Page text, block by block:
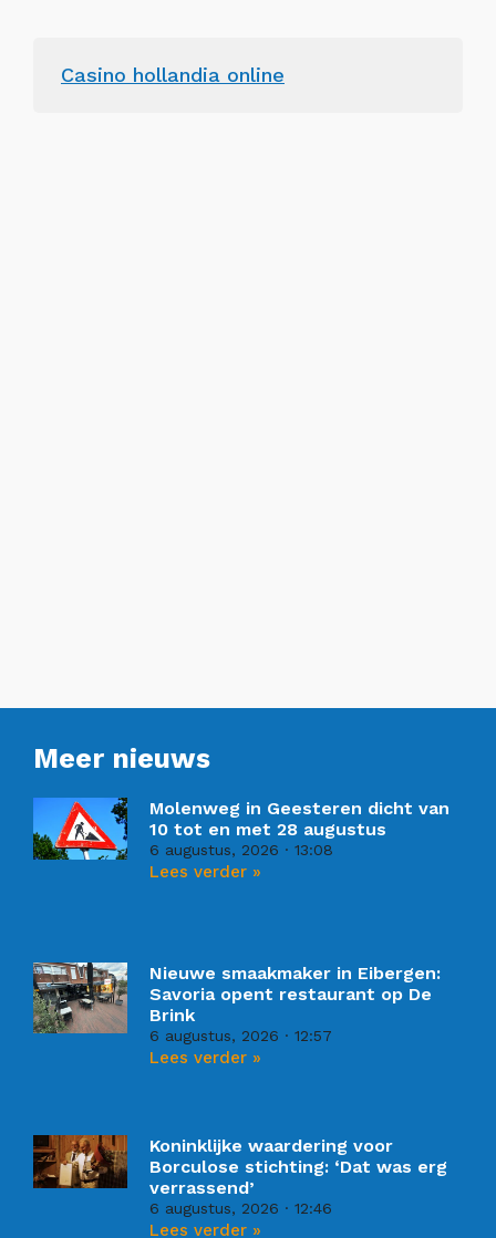
Casino hollandia online
Meer nieuws
Molenweg in Geesteren dicht van
10 tot en met 28 augustus
6 augustus, 2026 13:08
Lees verder »
Nieuwe smaakmaker in Eibergen:
Savoria opent restaurant op De
Brink
6 augustus, 2026 12:57
Lees verder »
Koninklijke waardering voor
Borculose stichting: ‘Dat was erg
verrassend’
6 augustus, 2026 12:46
Lees verder »